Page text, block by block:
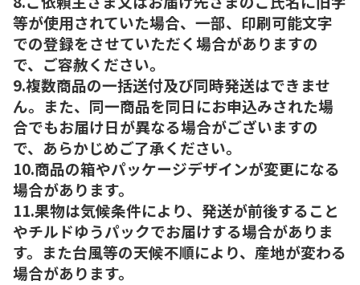
等が使用されていた場合、一部、印刷可能文字
での登録をさせていただく場合がありますの
で、ご容赦ください。
9.複数商品の一括送付及び同時発送はできませ
ん。また、同一商品を同日にお申込みされた場
合でもお届け日が異なる場合がございますの
で、あらかじめご了承ください。
10.商品の箱やパッケージデザインが変更になる
場合があります。
11.果物は気候条件により、発送が前後すること
やチルドゆうパックでお届けする場合がありま
す。また台風等の天候不順により、産地が変わる
場合があります。